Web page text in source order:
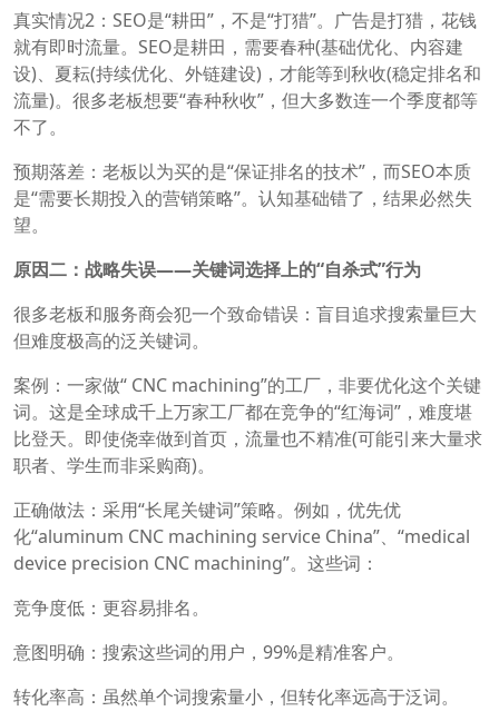
真实情况2：SEO是“耕田”，不是“打猎”。广告是打猎，花钱
就有即时流量。SEO是耕田，需要春种(基础优化、内容建
设)、夏耘(持续优化、外链建设)，才能等到秋收(稳定排名和
流量)。很多老板想要“春种秋收”，但大多数连一个季度都等
不了。
预期落差：老板以为买的是“保证排名的技术”，而SEO本质
是“需要长期投入的营销策略”。认知基础错了，结果必然失
望。
原因二：战略失误——关键词选择上的“自杀式”行为
很多老板和服务商会犯一个致命错误：盲目追求搜索量巨大
但难度极高的泛关键词。
案例：一家做“ CNC machining”的工厂，非要优化这个关键
词。这是全球成千上万家工厂都在竞争的“红海词”，难度堪
比登天。即使侥幸做到首页，流量也不精准(可能引来大量求
职者、学生而非采购商)。
正确做法：采用“长尾关键词”策略。例如，优先优
化“aluminum CNC machining service China”、“medical
device precision CNC machining”。这些词：
竞争度低：更容易排名。
意图明确：搜索这些词的用户，99%是精准客户。
转化率高：虽然单个词搜索量小，但转化率远高于泛词。